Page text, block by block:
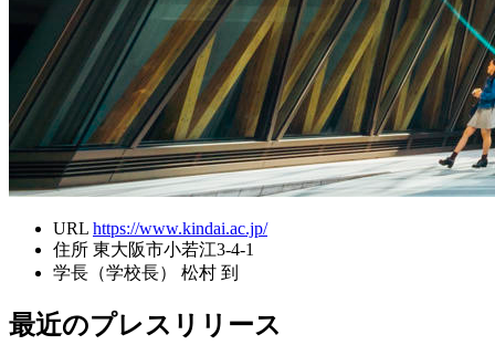
URL https://www.kindai.ac.jp/
住所 東大阪市小若江3-4-1
学長（学校長）
松村 到
最近のプレスリリース